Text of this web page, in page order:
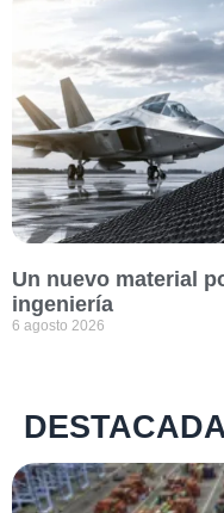
Un nuevo material
ingeniería
6 agosto 2026